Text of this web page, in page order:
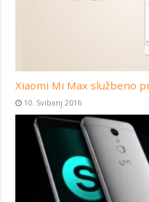
Xiaomi Mi Max službeno
10. Svibanj 2016